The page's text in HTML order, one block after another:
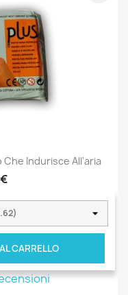
Che Indurisce All'aria
CARRELLO